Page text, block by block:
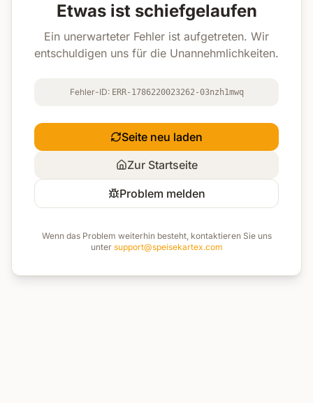
Etwas ist schiefgelaufen
Ein unerwarteter Fehler ist aufgetreten. Wir
entschuldigen uns für die Unannehmlichkeiten.
Fehler-ID: ERR-1786220023262-03nzh1mwq
Seite neu laden
Zur Startseite
Problem melden
Wenn das Problem weiterhin besteht, kontaktieren Sie uns
unter support@speisekartex.com